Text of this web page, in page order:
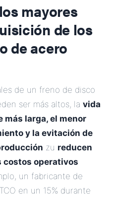
mayores
de los
de acero
de un freno de disco
ser más altos, la vida
larga, el menor
y la evitación de
zu reducen
operativos
un fabricante de
en un 15% durante